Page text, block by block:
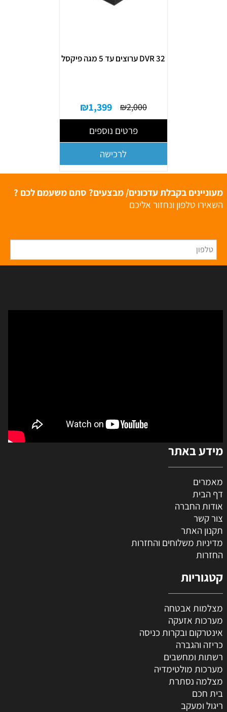
DVR 32 ערוצים עד 5 מגה פיקסל
₪2,000
₪1,399
פרטים נוספים
לרכישה
מעוניינים בקבלת עדכונים/ מבצעים? סתם משעמם לכם ?
השאירו טלפון ונחזור אליכם
מידע באתר
מאמרים
דף הבית
אודות החברה
צור קשר
תקנון האתר
מדיניות משלוחים והחזרות
החזרות
קטגוריות
מצלמות אבטחה
מערכות אזעקה
אינטרקום ובקרות כניסה
כריזה והגברה
רשתות ומחשבים
מערכות מולטימדיה
מצלמה נסתרת
בית חכם
ריגול ומעקב